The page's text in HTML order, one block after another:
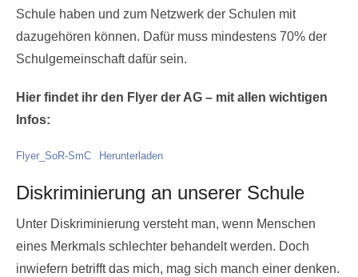
Schule haben und zum Netzwerk der Schulen mit
dazugehören können. Dafür muss mindestens 70% der
Schulgemeinschaft dafür sein.
Hier findet ihr den Flyer der AG – mit allen wichtigen
Infos:
Flyer_SoR-SmC Herunterladen
Diskriminierung an unserer Schule
Unter Diskriminierung versteht man, wenn Menschen
eines Merkmals schlechter behandelt werden. Doch
inwiefern betrifft das mich, mag sich manch einer denken.